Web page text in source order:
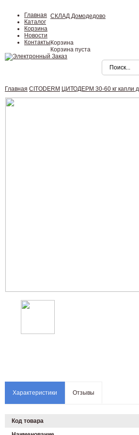
Главная
Каталог
Корзина
Новости
Контакты
СКЛАД Домодедово
Корзина
Корзина пуста
Главная CITODERM ЦИТОДЕРМ 30-60 кг капли
Характеристики Отзывы
Код товара